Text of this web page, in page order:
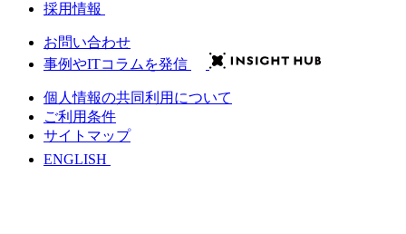
採用情報
お問い合わせ
事例やITコラムを発信
個人情報の共同利用について
ご利用条件
サイトマップ
ENGLISH